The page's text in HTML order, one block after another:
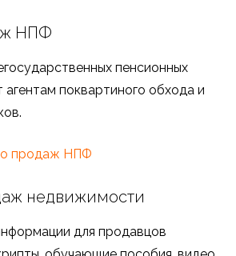
НПФ
пенсионных
поквартиного обхода и
продаж НПФ
недвижимости
для продавцов